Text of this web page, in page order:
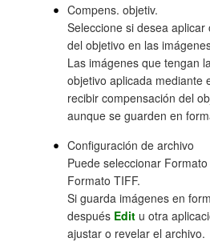
Compens. objetiv.
Seleccione si desea
del objetivo en las
Las imágenes que tengan
objetivo aplicada mediante
recibir compensación del
aunque se guarden en
Configuración de archivo
Puede seleccionar
Formato TIFF.
Si guarda imágenes en
después Edit u otra
ajustar o revelar el archivo.